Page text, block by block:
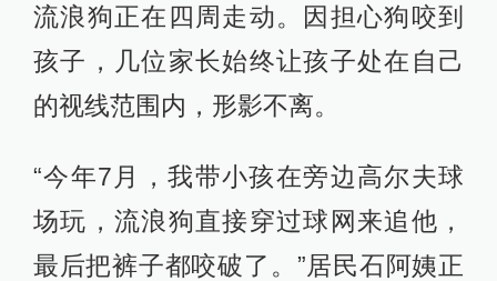
流浪狗正在四周走动。因担心狗咬到
孩子，几位家长始终让孩子处在自己
的视线范围内，形影不离。
“今年7月，我带小孩在旁边高尔夫球
场玩，流浪狗直接穿过球网来追他，
最后把裤子都咬破了。”居民石阿姨正